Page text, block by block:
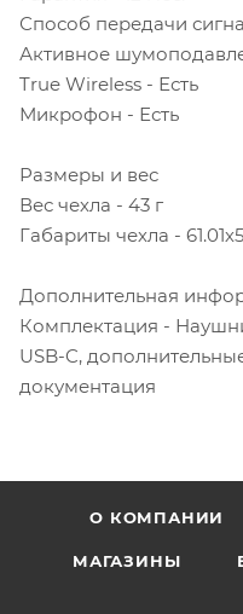
Способ передачи
Активное
True Wireless - Есть
Микрофон - Есть
Размеры и вес
Вес чехла - 43 г
Габариты чехла -
Дополнительная
Комплектация -
USB-C,
документация
О КОМПАНИИ
МАГАЗИНЫ